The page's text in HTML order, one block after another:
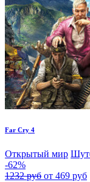
Far Cry 4
Открытый мир
-62%
1232 руб от 469 руб